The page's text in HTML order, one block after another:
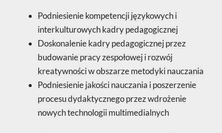
Podniesienie kompetencji językowych i
interkulturowych kadry pedagogicznej
Doskonalenie kadry pedagogicznej przez
budowanie pracy zespołowej i rozwój
kreatywności w obszarze metodyki nauczania
Podniesienie jakości nauczania i poszerzenie
procesu dydaktycznego przez wdrożenie
nowych technologii multimedialnych